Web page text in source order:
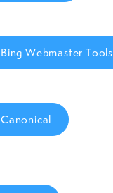
Bing Webmaster Tools
Canonical